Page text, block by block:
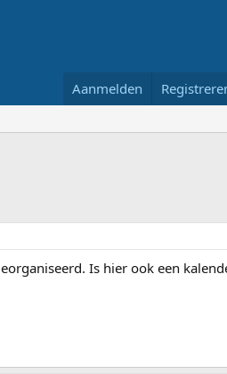
Aanmelden
Is hier ook een